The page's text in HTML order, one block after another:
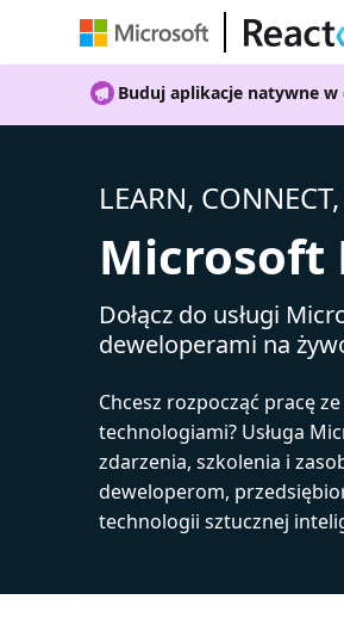
Buduj aplikacje natywne w
LEARN,
Microsoft
Dołącz do usługi
deweloperami na
Chcesz rozpocząć pracę
technologiami? Usługa
zdarzenia, szkolenia i
deweloperom,
technologii sztucznej